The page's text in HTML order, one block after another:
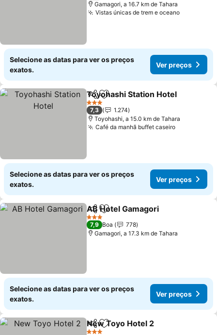
Gamagori, a 16.7 km de Tahara
Vistas únicas de trem e oceano
Selecione as datas para ver os preços
exatos.
Ver preços
PartilharAdicionar aos favoritos
Toyohashi Station Hotel
3 Estrelas
7,3
1.274
Toyohashi, a 15.0 km de Tahara
Café da manhã buffet caseiro
Selecione as datas para ver os preços
exatos.
Ver preços
PartilharAdicionar aos favoritos
AB Hotel Gamagori
3 Estrelas
7,9 Boa
778
Gamagori, a 17.3 km de Tahara
Selecione as datas para ver os preços
exatos.
Ver preços
PartilharAdicionar aos favoritos
New Toyo Hotel 2